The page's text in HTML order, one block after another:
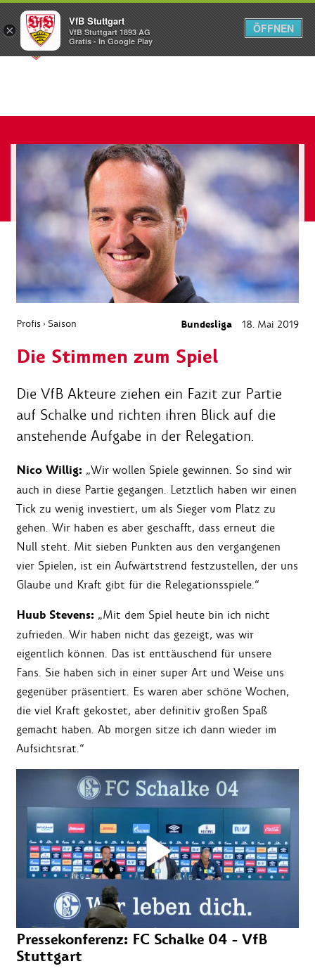
Menü
Profis › Saison Bundesliga 18. Mai 2019
Die Stimmen zum Spiel
Die VfB Akteure ziehen ein Fazit zur Partie
auf Schalke und richten ihren Blick auf die
anstehende Aufgabe in der Relegation.
Nico Willig: „Wir wollen Spiele gewinnen. So sind wir
auch in diese Partie gegangen. Letztlich haben wir einen
Tick zu wenig investiert, um als Sieger vom Platz zu
gehen. Wir haben es aber geschafft, dass erneut die
Null steht. Mit sieben Punkten aus den vergangenen
vier Spielen, ist ein Aufwärtstrend festzustellen, der uns
Glaube und Kraft gibt für die Relegationsspiele.“
Huub Stevens: „Mit dem Spiel heute bin ich nicht
zufrieden. Wir haben nicht das gezeigt, was wir
eigentlich können. Das ist enttäuschend für unsere
Fans. Sie haben sich in einer super Art und Weise uns
gegenüber präsentiert. Es waren aber schöne Wochen,
die viel Kraft gekostet, aber definitiv großen Spaß
gemacht haben. Ab morgen sitze ich dann wieder im
Aufsichtsrat.“
Pressekonferenz: FC Schalke 04 - VfB
Stuttgart
×
VfB Stuttgart
VfB Stuttgart 1893 AG
Gratis - In Google Play
ÖFFNEN